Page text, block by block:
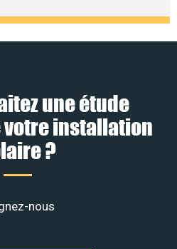
une étude
installation
?
nous